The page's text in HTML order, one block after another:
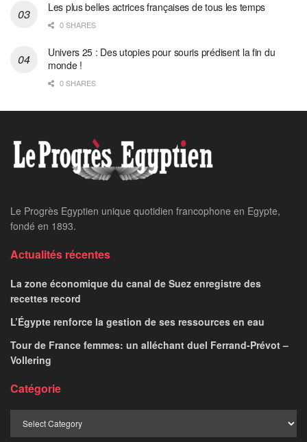
Les plus belles actrices françaises de tous les temps
0 SHARES
Univers 25 : Des utopies pour souris prédisent la fin du
monde !
0 SHARES
Coopération politique,
économique et
migratoire entre l’Egypte
et le Portugal
par NEVINE AHMED November 25, 2025